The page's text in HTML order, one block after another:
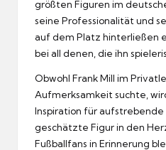
größten Figuren im
seine Professionalität und
auf dem Platz hinterließen
bei all denen, die ihn
Obwohl Frank Mill im
Aufmerksamkeit suchte,
Inspiration für aufstrebende
geschätzte Figur in den
Fußballfans in Erinnerung